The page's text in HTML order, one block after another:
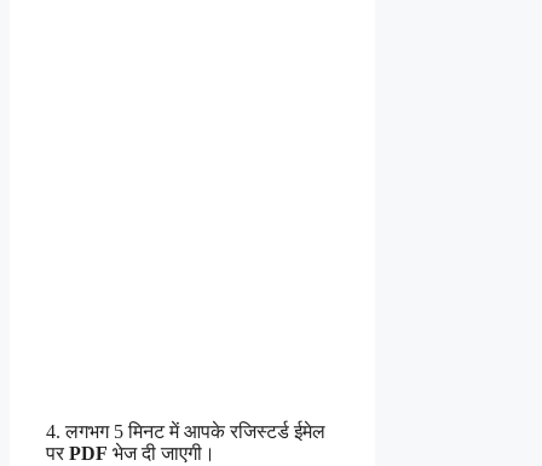
4. लगभग 5 मिनट में आपके रजिस्टर्ड ईमेल
पर PDF भेज दी जाएगी।